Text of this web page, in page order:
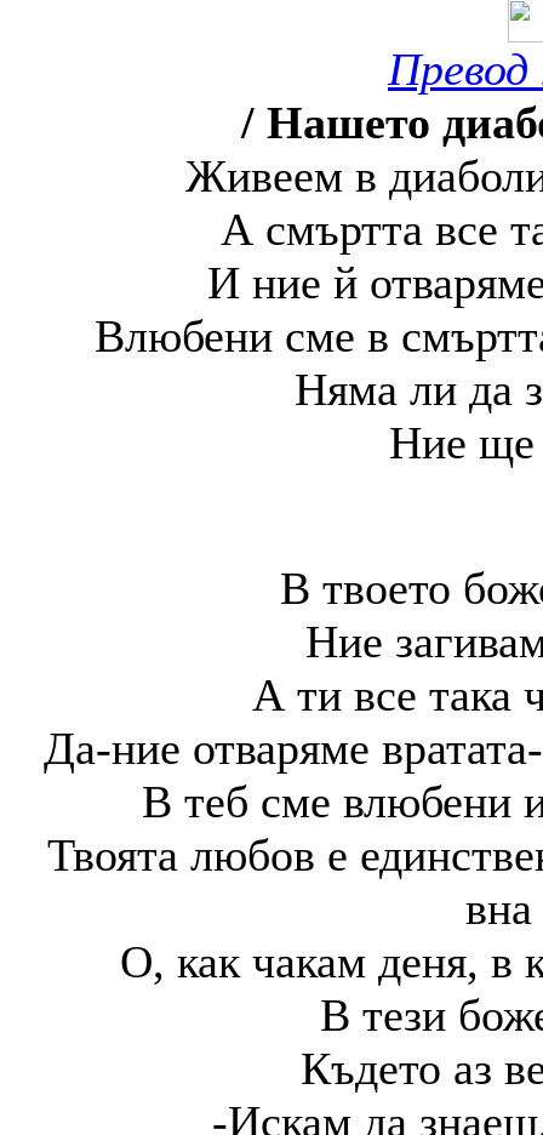
Превод
/ Нашето
Живеем в
А смъртта все
И ние й
Влюбени сме в
Няма ли да
Ние ще
В твоето
Ние
А ти все така
Да-ние отваряме
В теб сме влюбени
Твоята любов е
вна
О, как чакам деня, в
В тези
Където аз
-Искам да